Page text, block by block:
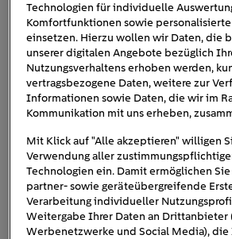
Technologien für individuelle
Komfortfunktionen sowie
einsetzen. Hierzu wollen wir Daten, die
unserer digitalen Angebote bezüglich
Nutzungsverhaltens erhoben werden,
vertragsbezogene Daten, weitere zur
Informationen sowie Daten, die wir im
Kommunikation mit uns erheben,
Mit Klick auf "Alle akzeptieren" willigen
Verwendung aller
Technologien ein. Damit ermöglichen
partner- sowie geräteübergreifende
Verarbeitung individueller
Weitergabe Ihrer Daten an Drittanbieter
Werbenetzwerke und Social Media), die